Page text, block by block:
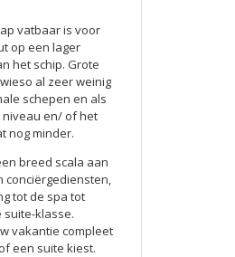
vatbaar is voor
op een lager
het schip. Grote
al zeer weinig
schepen en als
en/ of het
nog minder.
breed scala aan
conciërgediensten,
tot de spa tot
klasse.
vakantie compleet
een suite kiest.